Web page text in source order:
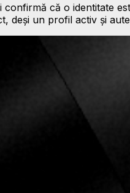
că o identitate
deși un profil activ și